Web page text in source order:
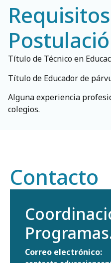
Título de Técnico en
Título de Educador de
Alguna experiencia
colegios.
Correo electrónico:
Contacto